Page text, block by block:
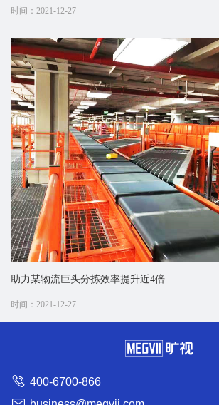
时间：2021-12-27
助力某物流巨头分拣效率提升近4倍
时间：2021-12-27
400-6700-866